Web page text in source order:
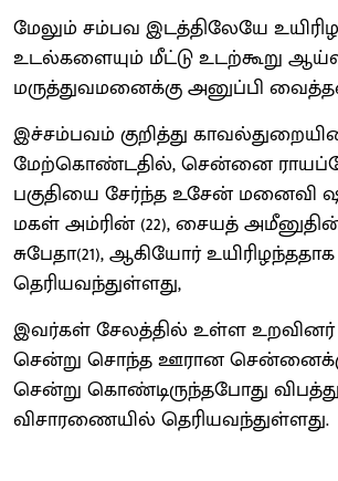
மேலும் சம்பவ இடத்திலேயே
உடல்களையும் மீட்டு உடற்கூறு
மருத்துவமனைக்கு அனுப்பி
இச்சம்பவம் குறித்து
மேற்கொண்டதில், சென்னை
பகுதியை சேர்ந்த உசேன் மனைவி
மகள் அம்ரின் (22), சையத்
சுபேதா(21), ஆகியோர் உயிரிழந்ததாக
தெரியவந்துள்ளது,
இவர்கள் சேலத்தில் உள்ள உறவினர்
சென்று சொந்த ஊரான
சென்று கொண்டிருந்தபோது
விசாரணையில் தெரியவந்துள்ளது.